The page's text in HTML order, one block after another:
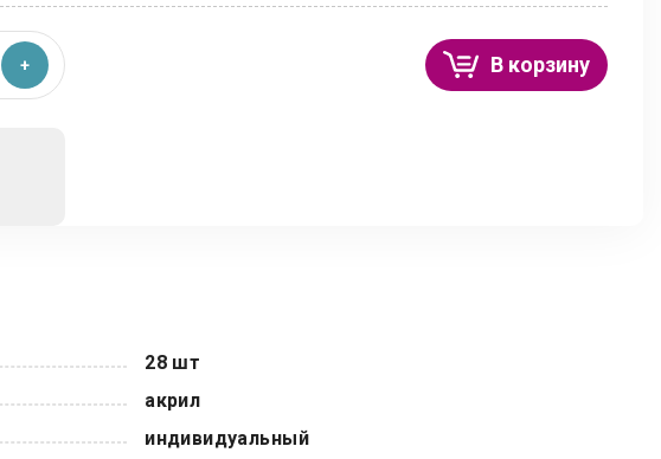
В корзину
28 шт
акрил
индивидуальный